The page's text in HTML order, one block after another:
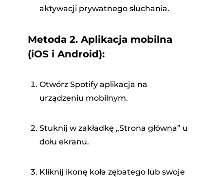
aktywacji prywatnego słuchania.
Metoda 2. Aplikacja mobilna
(iOS i Android):
Otwórz Spotify aplikacja na
urządzeniu mobilnym.
Stuknij w zakładkę „Strona główna” u
dołu ekranu.
Kliknij ikonę koła zębatego lub swoje